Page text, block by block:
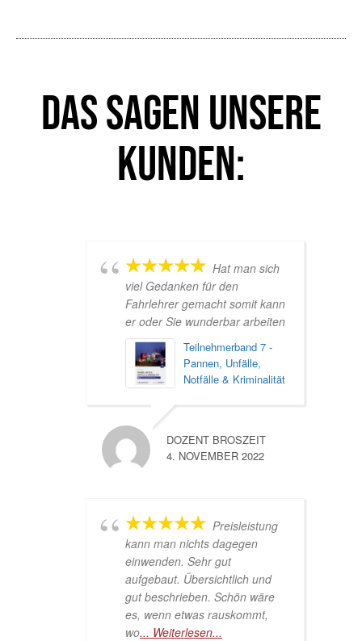
Das sagen unsere
Kunden:
Hat man sich
viel Gedanken für den
Fahrlehrer gemacht somit kann
er oder Sie wunderbar arbeiten
Teilnehmerband 7 -
Pannen, Unfälle,
Notfälle & Kriminalität
DOZENT BROSZEIT
4. NOVEMBER 2022
Preisleistung
kann man nichts dagegen
einwenden. Sehr gut
aufgebaut. Übersichtlich und
gut beschrieben. Schön wäre
es, wenn etwas rauskommt,
wo... Weiterlesen...